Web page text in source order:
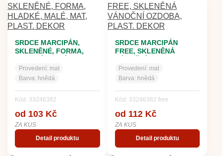
SRDCE MARCIPÁN,
SKLENĚNÉ, FORMA,
PLAST. DEKOR
Provedení: mat
Barva: hnědá
Kód: 33246382
od 103 Kč
ZA KUS
Detail produktu
SRDCE MARCIPÁN
FREE, SKLENĚNÁ
PLAST. DEKOR
Provedení: mat
Barva: hnědá
Kód: 33246382 free
od 112 Kč
ZA KUS
Detail produktu